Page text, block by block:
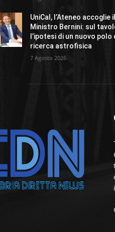
UniCal, l’Ateneo accoglie il
Ministro Bernini: sul
l’ipotesi di un nuovo polo
ricerca astrofisica
7 Agosto 2026